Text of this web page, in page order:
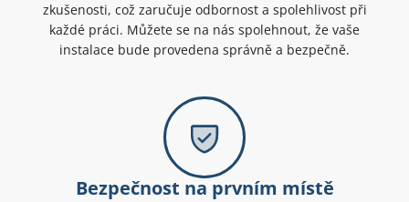
zkušenosti, což zaručuje odbornost a spolehlivost při
každé práci. Můžete se na nás spolehnout, že vaše
instalace bude provedena správně a bezpečně.
Bezpečnost na prvním místě